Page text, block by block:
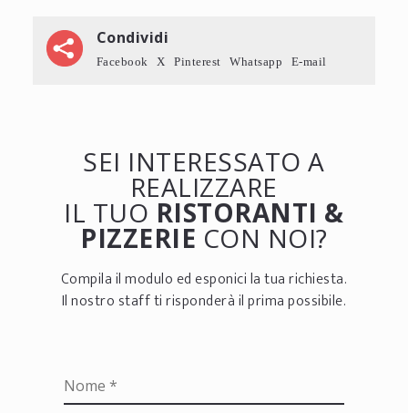
Condividi
Facebook X Pinterest Whatsapp E-mail
SEI INTERESSATO A
REALIZZARE
IL TUO RISTORANTI &
PIZZERIE CON NOI?
Compila il modulo ed esponici la tua richiesta.
Il nostro staff ti risponderà il prima possibile.